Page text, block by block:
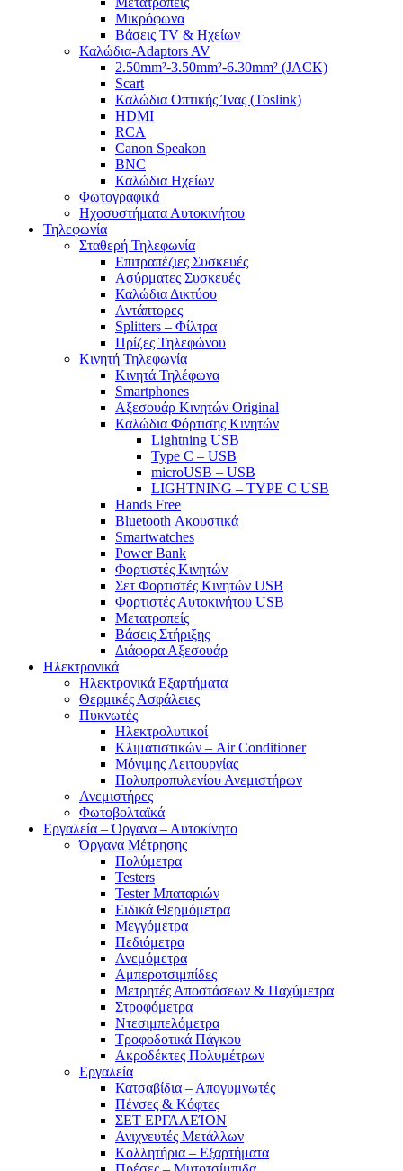
Μικρόφωνα
Βάσεις TV & Ηχείων
Καλώδια-Adaptors AV
2.50mm²-3.50mm²-6.30mm² (JACK)
Scart
Καλώδια Οπτικής Ίνας (Toslink)
HDMI
RCA
Canon Speakon
BNC
Καλώδια Ηχείων
Φωτογραφικά
Ηχοσυστήματα Αυτοκινήτου
Τηλεφωνία
Σταθερή Τηλεφωνία
Επιτραπέζιες Συσκευές
Ασύρματες Συσκευές
Καλώδια Δικτύου
Αντάπτορες
Splitters – Φίλτρα
Πρίζες Τηλεφώνου
Κινητή Τηλεφωνία
Κινητά Τηλέφωνα
Smartphones
Αξεσουάρ Κινητών Original
Καλώδια Φόρτισης Κινητών
Lightning USB
Type C – USB
microUSB – USB
LIGHTNING – TYPE C USB
Hands Free
Bluetooth Ακουστικά
Smartwatches
Power Bank
Φορτιστές Κινητών
Σετ Φορτιστές Κινητών USB
Φορτιστές Αυτοκινήτου USB
Μετατροπείς
Βάσεις Στήριξης
Διάφορα Αξεσουάρ
Ηλεκτρονικά
Ηλεκτρονικά Εξαρτήματα
Θερμικές Ασφάλειες
Πυκνωτές
Ηλεκτρολυτικοί
Κλιματιστικών – Air Conditioner
Μόνιμης Λειτουργίας
Πολυπροπυλενίου Ανεμιστήρων
Ανεμιστήρες
Φωτοβολταϊκά
Εργαλεία – Όργανα – Αυτοκίνητο
Όργανα Μέτρησης
Πολύμετρα
Testers
Tester Μπαταριών
Ειδικά Θερμόμετρα
Μεγγόμετρα
Πεδιόμετρα
Ανεμόμετρα
Αμπεροτσιμπίδες
Μετρητές Αποστάσεων & Παχύμετρα
Στροφόμετρα
Ντεσιμπελόμετρα
Τροφοδοτικά Πάγκου
Ακροδέκτες Πολυμέτρων
Εργαλεία
Κατσαβίδια – Απογυμνωτές
Πένσες & Κόφτες
ΣΕΤ ΕΡΓΑΛΕΊΟΝ
Ανιχνευτές Μετάλλων
Κολλητήρια – Εξαρτήματα